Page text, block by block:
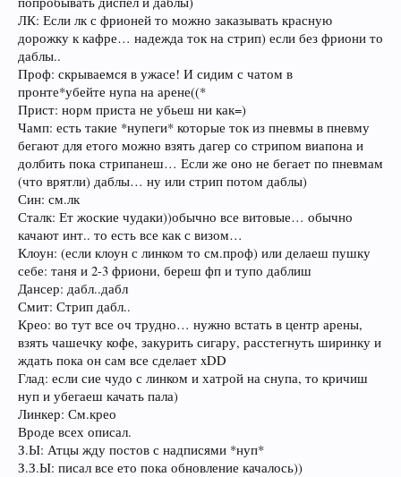
ЛК: Если лк с фрионей то можно заказывать красную
дорожку к кафре… надежда ток на стрип) если без фриони то
даблы..
Проф: скрываемся в ужасе! И сидим с чатом в
пронте*убейте нупа на арене((*
Прист: норм приста не убьеш ни как=)
Чамп: есть такие *нупеги* которые ток из пневмы в пневму
бегают для етого можно взять дагер со стрипом виапона и
долбить пока стрипанеш… Если же оно не бегает по пневмам
(что врятли) даблы… ну или стрип потом даблы)
Син: см.лк
Сталк: Ет жоские чудаки))обычно все витовые… обычно
качают инт.. то есть все как с визом…
Клоун: (если клоун с линком то см.проф) или делаеш пушку
себе: таня и 2-3 фриони, береш фп и тупо даблиш
Дансер: дабл..дабл
Смит: Стрип дабл..
Крео: во тут все оч трудно… нужно встать в центр арены,
взять чашечку кофе, закурить сигару, расстегнуть ширинку и
ждать пока он сам все сделает xDD
Глад: если сие чудо с линком и хатрой на снупа, то кричиш
нуп и убегаеш качать пала)
Линкер: См.крео
Вроде всех описал.
З.Ы: Атцы жду постов с надписями *нуп*
З.З.Ы: писал все ето пока обновление качалось))